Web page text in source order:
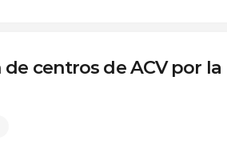
centros de ACV por la